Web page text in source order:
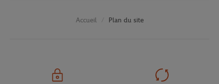
Accueil Plan du site